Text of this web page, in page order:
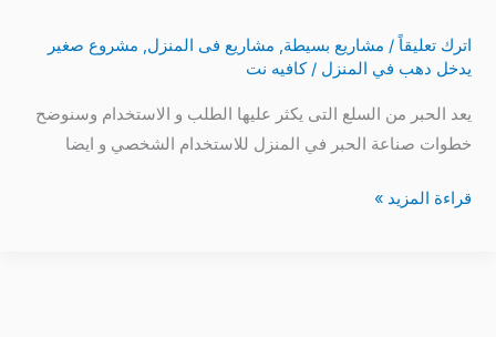
اترك تعليقاً /مشاريع بسيطة,مشاريع فى المنزل, مشروع صغير
يدخل دهب في المنزل/كافيه نت
يعد الحبر من السلع التى يكثر عليها الطلب و الاستخدام وسنوضح
خطوات صناعة الحبر في المنزل للاستخدام الشخصي و ايضا
قراءة المزيد »